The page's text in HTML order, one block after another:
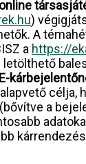
)
. A
a https://
letölthető
E-kárbejelentő
célja,
a